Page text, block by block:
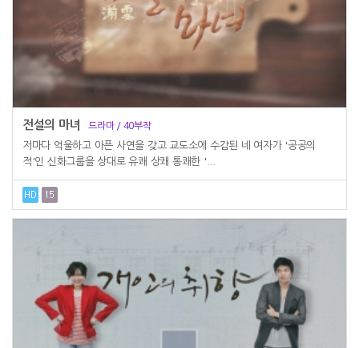
전설의 마녀 드라마 / 40부작
저마다 억울하고 아픈 사연을 갖고 교도소에 수감된 네 여자가 '공공의
적'인 신화그룹을 상대로 유쾌 상쾌 통쾌한 '...